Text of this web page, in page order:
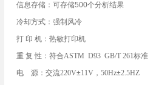
信息存储：可存储500个分析结果
冷却方式：强制风冷
打 印 机：热敏打印机
重 复 性：符合ASTM D93 GB/T 261标准
电
源：交流220V±11V ， 50Hz±2.5HZ